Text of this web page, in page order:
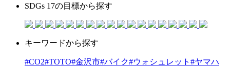
SDGs 17の目標から探す
キーワードから探す
#CO2#TOTO#金沢市#バイク#ウォシュレット #ヤマハ